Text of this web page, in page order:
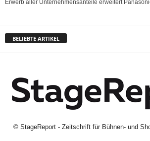
Erwerb aller Unternehmensanteile erweitert
BELIEBTE ARTIKEL
© StageReport - Zeitschrift für Bühnen- und